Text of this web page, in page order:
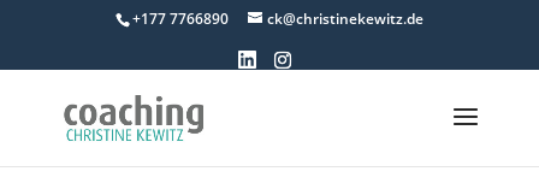
+177 7766890 ck@christinekewitz.de